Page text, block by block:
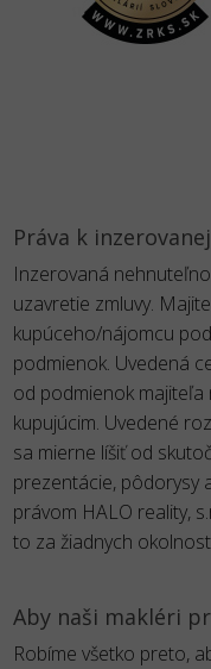
Práva k
Inzerovaná
uzavretie zmluvy.
kupúceho/nájomcu
podmienok. Uvedená
od podmienok
kupujúcim. Uvedené
sa mierne líšiť od
prezentácie, pôdorysy
právom HALO reality,
to za žiadnych
Aby naši makléri
Robíme všetko preto,